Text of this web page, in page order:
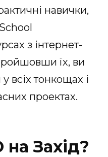
навички,
з інтернет-
їх, ви
всіх тонкощах і
проектах.
Захід?